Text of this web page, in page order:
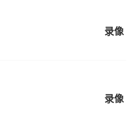
录像
录像